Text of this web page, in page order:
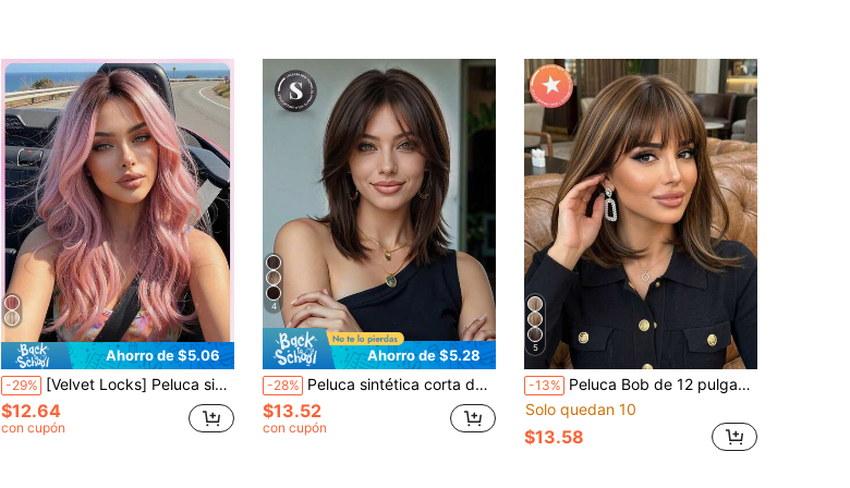
Ahorro de $5.06
-29% [Velvet Locks] Peluca sintética rizada de 20 pulgadas con degradado rosa, resistente al calor, diseño de raya al medio, natural, hermosa y cómoda, adecuada para uso diario, fiestas y peinados de moda para mujeres
$12.64
con cupón
4
Ahorro de $5.28
-28% Peluca sintética corta de 14 pulgadas de color marrón con flequillo, de aspecto natural, adecuada para uso diario, fiestas, cosplay, también un accesorio ideal, regalo de graduación y regalo para niñas
$13.52
con cupón
5
-13% Peluca Bob de 12 pulgadas de color marrón oscuro, peluca corta y recta con flequillo, peluca sintética tejida, peluca resistente al calor, peluca de aspecto natural, hermosa y cómoda, adecuada para uso diario, fiestas, cosplay, bodas, festivales de música, regalo
Solo quedan 10
$13.58